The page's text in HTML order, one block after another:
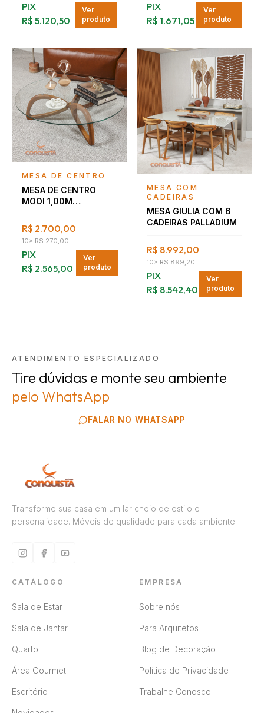
PIX
R$ 5.120,50
Ver
produto
PIX
R$ 1.671,05
Ver
produto
Falar com consultor
MESA DE CENTRO
MESA DE CENTRO
MOOI 1,00M
R$ 2.700,00
10× R$ 270,00
PIX
R$ 2.565,00
Ver
produto
Falar com consultor
MESA COM
CADEIRAS
MESA GIULIA COM 6
CADEIRAS PALLADIUM
R$ 8.992,00
10× R$ 899,20
PIX
R$ 8.542,40
Ver
produto
ATENDIMENTO ESPECIALIZADO
Tire dúvidas e monte seu ambiente
pelo WhatsApp
FALAR NO WHATSAPP
Transforme sua casa em um lar cheio de estilo e
personalidade. Móveis de qualidade para cada ambiente.
CATÁLOGO
Sala de Estar
Sala de Jantar
Quarto
Área Gourmet
Escritório
EMPRESA
Sobre nós
Para Arquitetos
Blog de Decoração
Política de Privacidade
Trabalhe Conosco